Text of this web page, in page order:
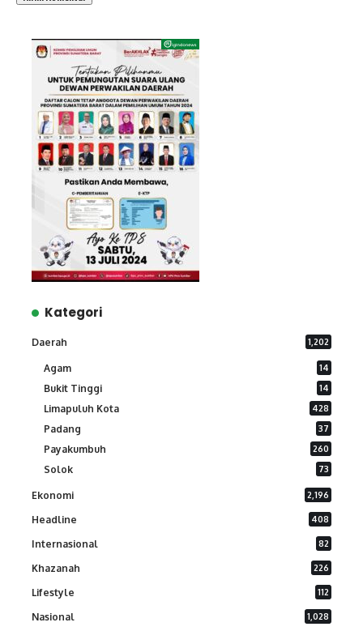
Kategori
Daerah 1,202
Agam 14
Bukit Tinggi 14
Limapuluh Kota 428
Padang 37
Payakumbuh 260
Solok 73
Ekonomi 2,196
Headline 408
Internasional 82
Khazanah 226
Lifestyle 112
Nasional 1,028